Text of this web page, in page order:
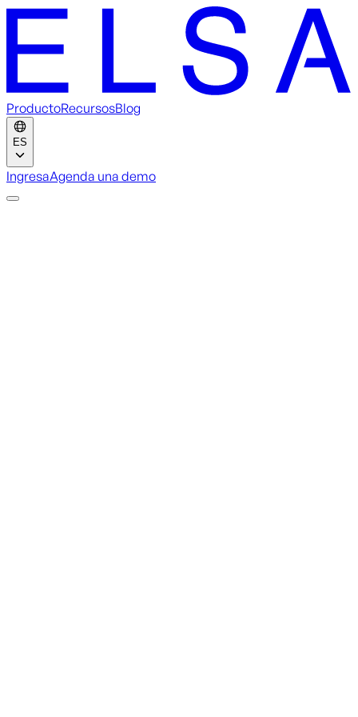
ProductoRecursosBlog
ES
IngresaAgenda una demo